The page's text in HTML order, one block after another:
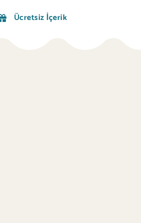
Ücretsiz İçerik